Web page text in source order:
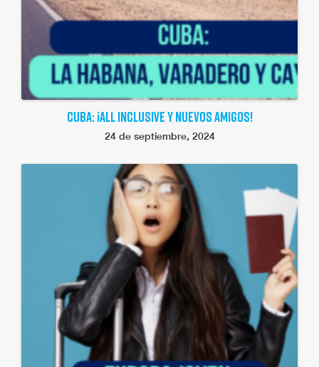
CUBA: ¡ALL INCLUSIVE Y NUEVOS AMIGOS!
24 de septiembre, 2024